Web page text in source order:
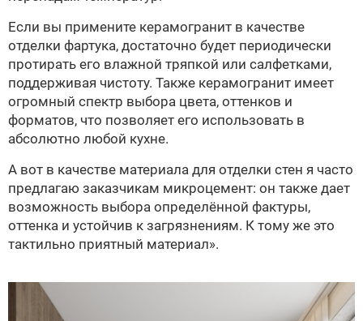
Если вы примените керамогранит в качестве
отделки фартука, достаточно будет периодически
протирать его влажной тряпкой или салфетками,
поддерживая чистоту. Также керамогранит имеет
огромный спектр выбора цвета, оттенков и
форматов, что позволяет его использовать в
абсолютно любой кухне.
А вот в качестве материала для отделки стен я часто
предлагаю заказчикам микроцемент: он также дает
возможность выбора определённой фактуры,
оттенка и устойчив к загрязнениям. К тому же это
тактильно приятный материал».